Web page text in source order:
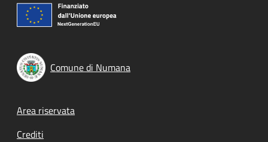
Comune di Numana
Footer menu
Area riservata
Crediti